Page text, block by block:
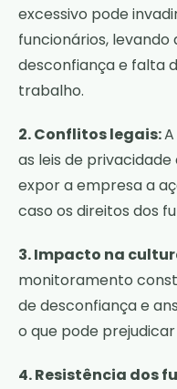
excessivo pode
funcionários, levando
desconfiança e falta
trabalho.
2. Conflitos legais:
as leis de
expor a empresa a
caso os direitos dos
3. Impacto na
monitoramento
de desconfiança e
o que pode
4. Resistência dos